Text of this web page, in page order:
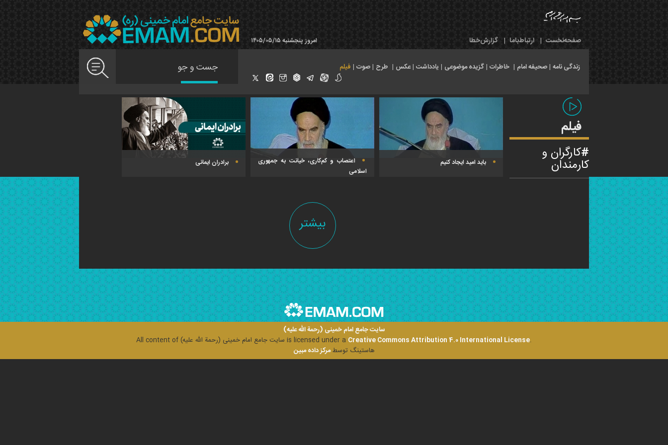
صفحه‌نخست | ارتباط‌با‌ما | گزارش‌خطا امروز پنجشنبه ۱۴۰۵/۰۵/۱۵
زندگی نامه |صحیفه امام | خاطرات |گزیده موضوعی | یادداشت |عکس | طرح |صوت | فیلم
فیلم
کارگران و
کارمندان باید امید ایجاد کنیم
اعتصاب و کم‌کاری، خیانت به جمهوری
اسلامی
برادران ایمانی
بیشتر
سایت جامع امام خمینی (رحمة الله علیه)
All content of سایت جامع امام خمینی (رحمة الله علیه) is licensed under a Creative Commons Attribution 4.0 International License.
هاستینگ توسطمرکز داده مبین